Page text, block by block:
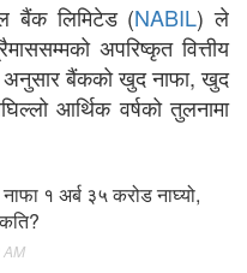
बैंक लिमिटेड (NABIL) ले
अपरिष्कृत वित्तीय
अनुसार बैंकको खुद नाफा, खुद
आर्थिक वर्षको तुलनामा
१ अर्ब ३५ करोड नाघ्यो,